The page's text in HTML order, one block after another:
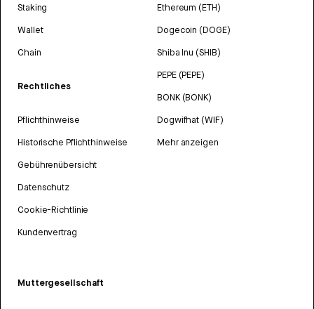
Staking
Wallet
Chain
Rechtliches
Pflichthinweise
Historische Pflichthinweise
Gebührenübersicht
Datenschutz
Cookie-Richtlinie
Kundenvertrag
Ethereum (ETH)
Dogecoin (DOGE)
Shiba Inu (SHIB)
PEPE (PEPE)
BONK (BONK)
Dogwifhat (WIF)
Mehr anzeigen
Muttergesellschaft